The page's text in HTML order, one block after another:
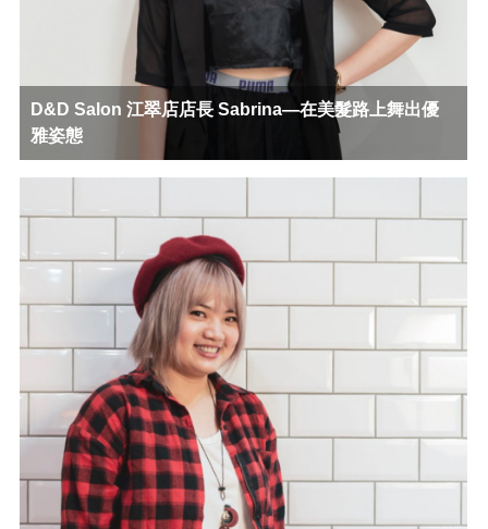
D&D Salon 江翠店店長 Sabrina—在美髮路上舞出優
雅姿態